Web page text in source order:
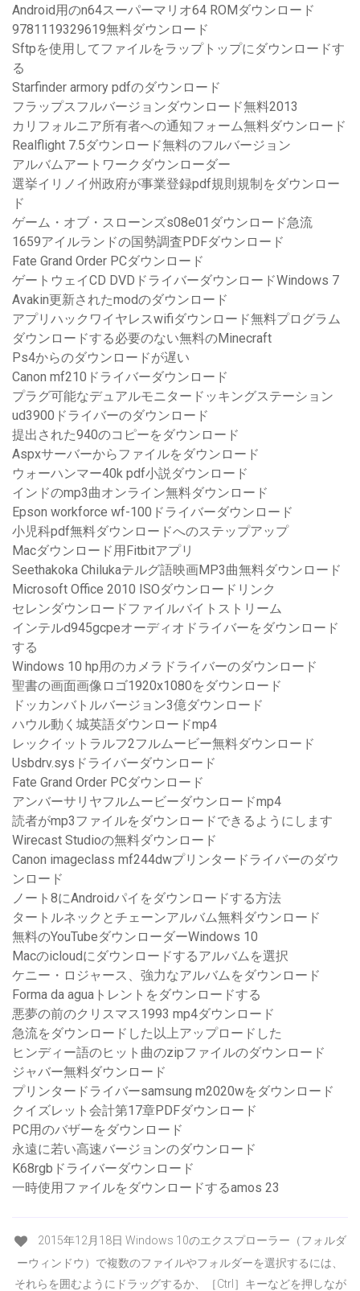
Android用のn64スーパーマリオ64 ROMダウンロード
9781119329619無料ダウンロード
Sftpを使用してファイルをラップトップにダウンロードす
る
Starfinder armory pdfのダウンロード
フラップスフルバージョンダウンロード無料2013
カリフォルニア所有者への通知フォーム無料ダウンロード
Realflight 7.5ダウンロード無料のフルバージョン
アルバムアートワークダウンローダー
選挙イリノイ州政府が事業登録pdf規則規制をダウンロー
ド
ゲーム・オブ・スローンズs08e01ダウンロード急流
1659アイルランドの国勢調査PDFダウンロード
Fate Grand Order PCダウンロード
ゲートウェイCD DVDドライバーダウンロードWindows 7
Avakin更新されたmodのダウンロード
アプリハックワイヤレスwifiダウンロード無料プログラム
ダウンロードする必要のない無料のMinecraft
Ps4からのダウンロードが遅い
Canon mf210ドライバーダウンロード
プラグ可能なデュアルモニタードッキングステーション
ud3900ドライバーのダウンロード
提出された940のコピーをダウンロード
Aspxサーバーからファイルをダウンロード
ウォーハンマー40k pdf小説ダウンロード
インドのmp3曲オンライン無料ダウンロード
Epson workforce wf-100ドライバーダウンロード
小児科pdf無料ダウンロードへのステップアップ
Macダウンロード用Fitbitアプリ
Seethakoka Chilukaテルグ語映画MP3曲無料ダウンロード
Microsoft Office 2010 ISOダウンロードリンク
セレンダウンロードファイルバイトストリーム
インテルd945gcpeオーディオドライバーをダウンロード
する
Windows 10 hp用のカメラドライバーのダウンロード
聖書の画面画像ロゴ1920x1080をダウンロード
ドッカンバトルバージョン3億ダウンロード
ハウル動く城英語ダウンロードmp4
レックイットラルフ2フルムービー無料ダウンロード
Usbdrv.sysドライバーダウンロード
Fate Grand Order PCダウンロード
アンバーサリヤフルムービーダウンロードmp4
読者がmp3ファイルをダウンロードできるようにします
Wirecast Studioの無料ダウンロード
Canon imageclass mf244dwプリンタードライバーのダウ
ンロード
ノート8にAndroidパイをダウンロードする方法
タートルネックとチェーンアルバム無料ダウンロード
無料のYouTubeダウンローダーWindows 10
Macのicloudにダウンロードするアルバムを選択
ケニー・ロジャース、強力なアルバムをダウンロード
Forma da aguaトレントをダウンロードする
悪夢の前のクリスマス1993 mp4ダウンロード
急流をダウンロードした以上アップロードした
ヒンディー語のヒット曲のzipファイルのダウンロード
ジャバー無料ダウンロード
プリンタードライバーsamsung m2020wをダウンロード
クイズレット会計第17章PDFダウンロード
PC用のバザーをダウンロード
永遠に若い高速バージョンのダウンロード
K68rgbドライバーダウンロード
一時使用ファイルをダウンロードするamos 23
2015年12月18日 Windows 10のエクスプローラー（フォルダ
ーウィンドウ）で複数のファイルやフォルダーを選択するには、
それらを囲むようにドラッグするか、［Ctrl］キーなどを押しなが